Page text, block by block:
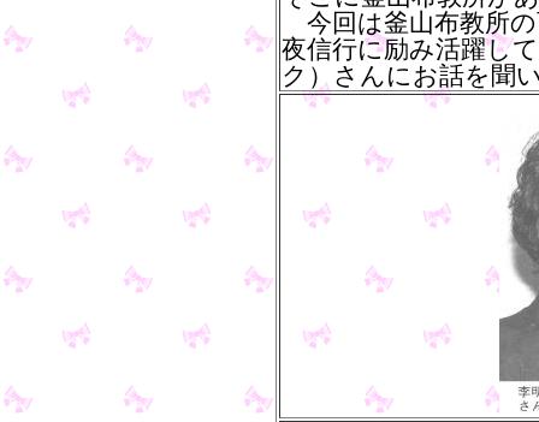
今回は釜山布教所
夜信行に励み活躍し
ク）さんにお話を聞